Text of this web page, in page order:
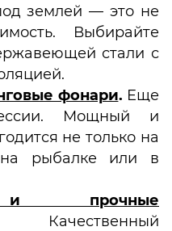
землей — это не
Выбирайте
стали с
фонари. Еще
Мощный и
не только на
рыбалке или в
и прочные